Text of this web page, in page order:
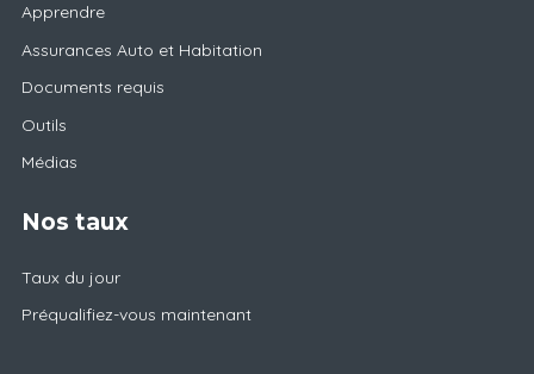
Apprendre
Assurances Auto et Habitation
Documents requis
Outils
Médias
Nos taux
Taux du jour
Préqualifiez-vous maintenant